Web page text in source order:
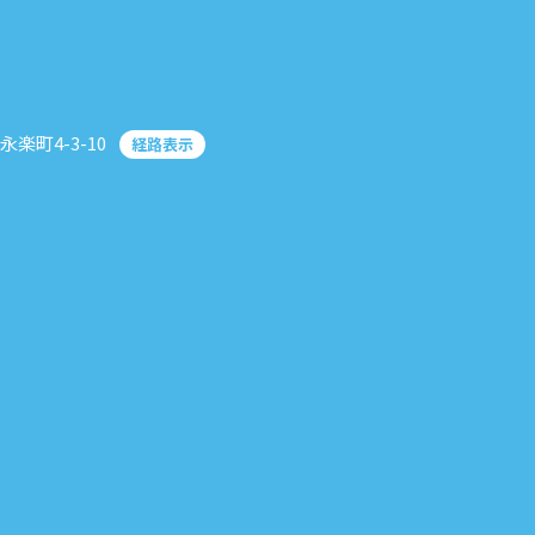
楽町4-3-10 経路表示